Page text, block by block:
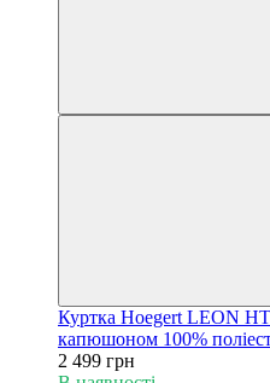
Куртка Hoegert LEON
капюшоном 100%
2 499 грн